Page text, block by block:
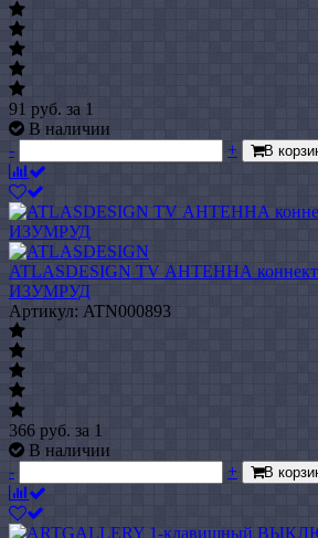
91 руб. за 1
В наличии
-
+ В
ATLASDESIGN TV АНТЕННА
ИЗУМРУД
Артикул: ATN000893
366 руб. за 1
В наличии
-
+ В